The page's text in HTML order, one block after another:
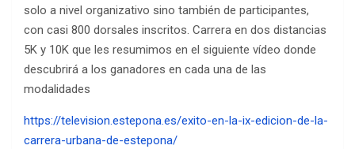
solo a nivel organizativo sino también de participantes,
con casi 800 dorsales inscritos. Carrera en dos distancias
5K y 10K que les resumimos en el siguiente vídeo donde
descubrirá a los ganadores en cada una de las
modalidades
https://television.estepona.es/exito-en-la-ix-edicion-de-la-
carrera-urbana-de-estepona/